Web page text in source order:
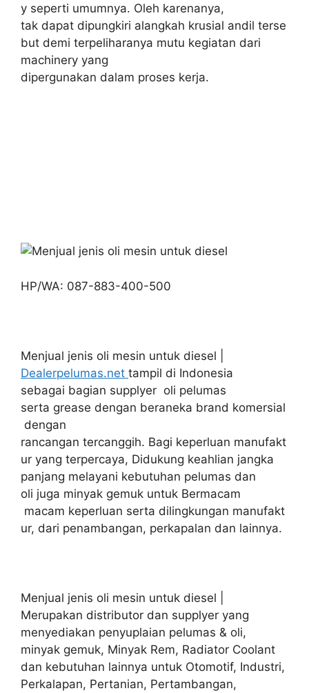
y seperti umumnya. Oleh karenanya,
tak dapat dipungkiri alangkah krusial andil terse
but demi terpeliharanya mutu kegiatan dari
machinery yang
dipergunakan dalam proses kerja.
HP/WA: 087-883-400-500
Menjual jenis oli mesin untuk diesel |
Dealerpelumas.net tampil di Indonesia
sebagai bagian supplyer oli pelumas
serta grease dengan beraneka brand komersial
dengan
rancangan tercanggih. Bagi keperluan manufakt
ur yang terpercaya, Didukung keahlian jangka
panjang melayani kebutuhan pelumas dan
oli juga minyak gemuk untuk Bermacam
macam keperluan serta dilingkungan manufakt
ur, dari penambangan, perkapalan dan lainnya.
Menjual jenis oli mesin untuk diesel |
Merupakan distributor dan supplyer yang
menyediakan penyuplaian pelumas & oli,
minyak gemuk, Minyak Rem, Radiator Coolant
dan kebutuhan lainnya untuk Otomotif, Industri,
Perkalapan, Pertanian, Pertambangan,